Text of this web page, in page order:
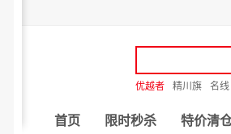
优越者 精川旗 名线
首页 限时秒杀 特价清